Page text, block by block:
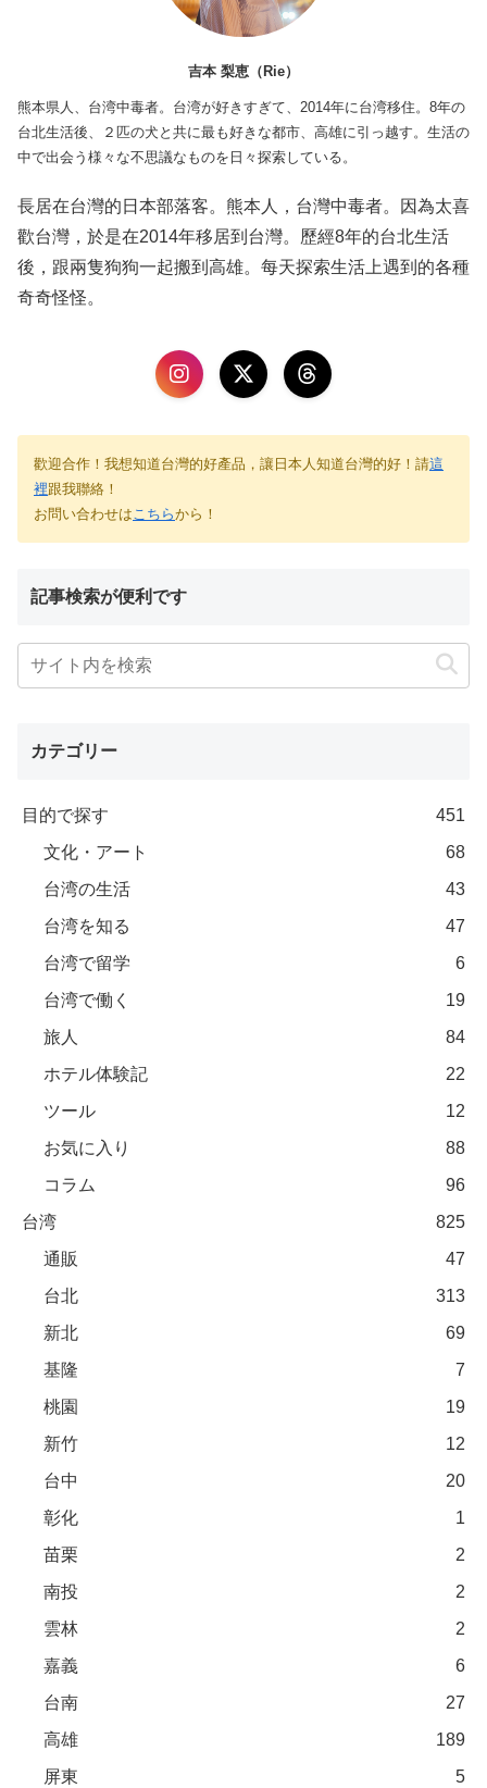
吉本 梨恵（Rie）
熊本県人、台湾中毒者。台湾が好きすぎて、2014年に台湾移住。8年の
台北生活後、２匹の犬と共に最も好きな都市、高雄に引っ越す。生活の
中で出会う様々な不思議なものを日々探索している。
長居在台灣的日本部落客。熊本人，台灣中毒者。因為太喜
歡台灣，於是在2014年移居到台灣。歷經8年的台北生活
後，跟兩隻狗狗一起搬到高雄。每天探索生活上遇到的各種
奇奇怪怪。
歡迎合作！我想知道台灣的好產品，讓日本人知道台灣的好！請這
裡跟我聯絡！
お問い合わせはこちらから！
記事検索が便利です
カテゴリー
目的で探す
451
文化・アート
68
台湾の生活
43
台湾を知る
47
台湾で留学
6
台湾で働く
19
旅人
84
ホテル体験記
22
ツール
12
お気に入り
88
コラム
96
台湾
825
通販
47
台北
313
新北
69
基隆
7
桃園
19
新竹
12
台中
20
彰化
1
苗栗
2
南投
2
雲林
2
嘉義
6
台南
27
高雄
189
屏東
5